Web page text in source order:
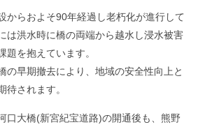
からおよそ90年経過し老朽化が進行して
は洪水時に橋の両端から越水し浸水被害
題を抱えています。
早期撤去により、地域の安全性向上と
待されます。
口大橋(新宮紀宝道路)の開通後も、熊野